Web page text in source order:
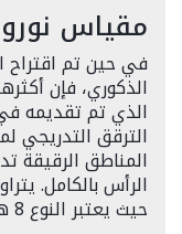
مقياس
في حين تم اقتراح
الذكوري، فإن
الترقق التدريجي
المناطق الرقيقة
حيث يعتبر النوع 8 هو أشد مراحل تساقط الشعر.